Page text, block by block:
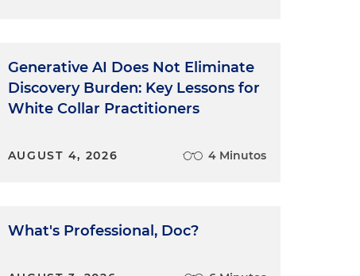
Generative AI Does Not Eliminate
Discovery Burden: Key Lessons for
White Collar Practitioners
AUGUST 4, 2026 4 Minutos
What's Professional, Doc?